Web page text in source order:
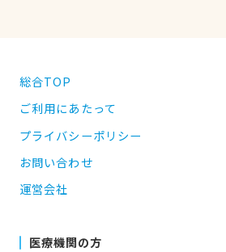
総合TOP
ご利用にあたって
プライバシーポリシー
お問い合わせ
運営会社
医療機関の方